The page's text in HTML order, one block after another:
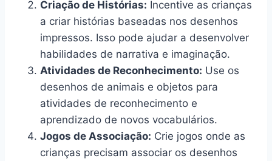
Criação de Histórias: Incentive as crianças
a criar histórias baseadas nos desenhos
impressos. Isso pode ajudar a desenvolver
habilidades de narrativa e imaginação.
Atividades de Reconhecimento: Use os
desenhos de animais e objetos para
atividades de reconhecimento e
aprendizado de novos vocabulários.
Jogos de Associação: Crie jogos onde as
crianças precisam associar os desenhos